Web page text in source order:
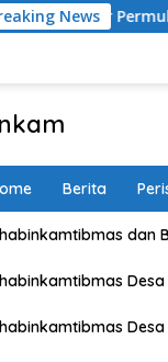
Newsdan Jalur
Berita
dan